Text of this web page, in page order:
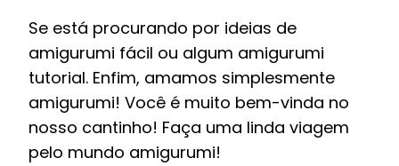
Se está procurando por ideias de
amigurumi fácil ou algum amigurumi
tutorial. Enfim, amamos simplesmente
amigurumi! Você é muito bem-vinda no
nosso cantinho! Faça uma linda viagem
pelo mundo amigurumi!